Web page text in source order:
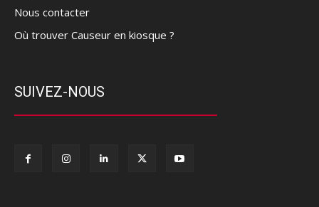
Nous contacter
Où trouver Causeur en kiosque ?
SUIVEZ-NOUS